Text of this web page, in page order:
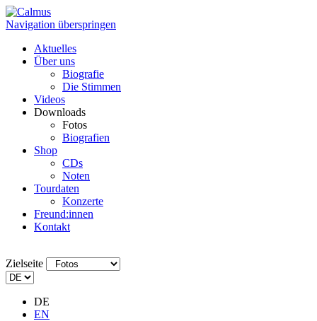
Navigation überspringen
Aktuelles
Über uns
Biografie
Die Stimmen
Videos
Downloads
Fotos
Biografien
Shop
CDs
Noten
Tourdaten
Konzerte
Freund:innen
Kontakt
Zielseite
DE
EN